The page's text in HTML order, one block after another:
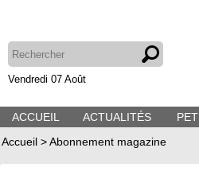
Vendredi 07 Août
ACCUEIL ACTUALITÉS
Accueil >Abonnement magazine